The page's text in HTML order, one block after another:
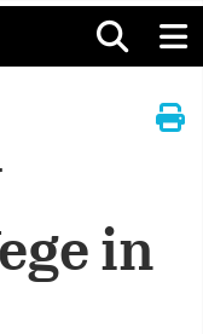
in